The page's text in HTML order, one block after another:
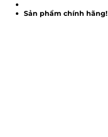
Sản phẩm chính hãng!